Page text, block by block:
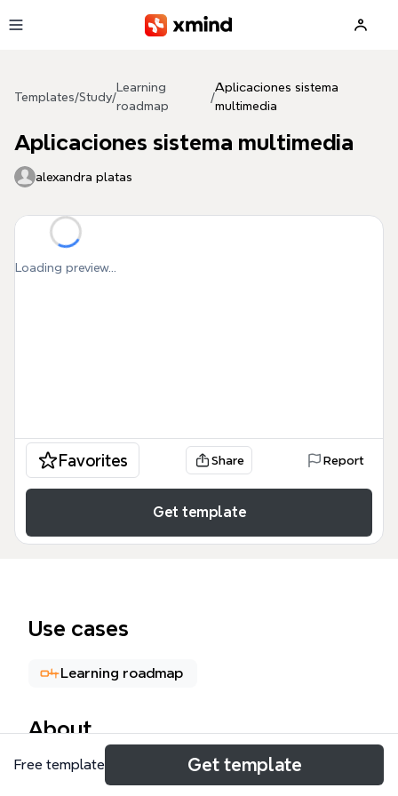
Templates/Study/
Learning
roadmap
/
Aplicaciones sistema
multimedia
Aplicaciones sistema multimedia
alexandra platas
Loading preview...
Favorites Share Report
Get template
Use cases
Learning roadmap
About
Esta plantilla de Aplicaciones sistema multimedia
Free template Get template